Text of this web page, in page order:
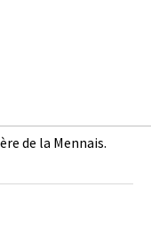
de la Mennais.